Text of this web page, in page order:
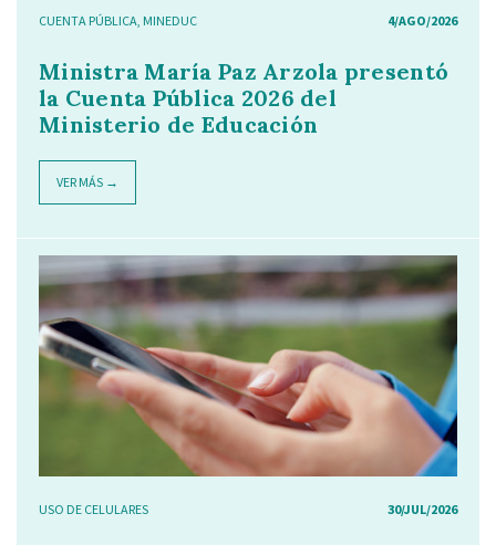
CUENTA PÚBLICA, MINEDUC 4/AGO/2026
Ministra María Paz Arzola presentó
la Cuenta Pública 2026 del
Ministerio de Educación
VER MÁS →
USO DE CELULARES 30/JUL/2026